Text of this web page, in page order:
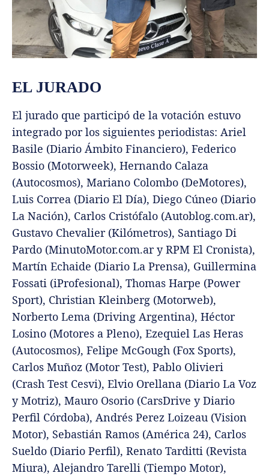
EL JURADO
El jurado que participó de la votación estuvo
integrado por los siguientes periodistas: Ariel
Basile (Diario Ámbito Financiero), Federico
Bossio (Motorweek), Hernando Calaza
(Autocosmos), Mariano Colombo (DeMotores),
Luis Correa (Diario El Día), Diego Cúneo (Diario
La Nación), Carlos Cristófalo (Autoblog.com.ar),
Gustavo Chevalier (Kilómetros), Santiago Di
Pardo (MinutoMotor.com.ar y RPM El Cronista),
Martín Echaide (Diario La Prensa), Guillermina
Fossati (iProfesional), Thomas Harpe (Power
Sport), Christian Kleinberg (Motorweb),
Norberto Lema (Driving Argentina), Héctor
Losino (Motores a Pleno), Ezequiel Las Heras
(Autocosmos), Felipe McGough (Fox Sports),
Carlos Muñoz (Motor Test), Pablo Olivieri
(Crash Test Cesvi), Elvio Orellana (Diario La Voz
y Motriz), Mauro Osorio (CarsDrive y Diario
Perfil Córdoba), Andrés Perez Loizeau (Vision
Motor), Sebastián Ramos (América 24), Carlos
Sueldo (Diario Perfil), Renato Tarditti (Revista
Miura), Alejandro Tarelli (Tiempo Motor),